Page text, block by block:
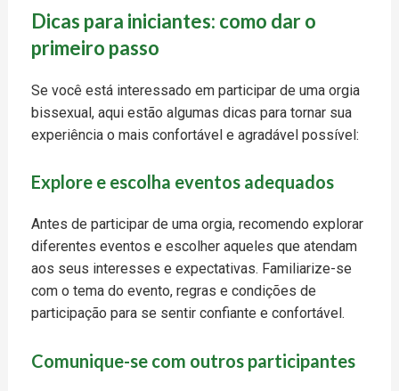
Dicas para iniciantes: como dar o
primeiro passo
Se você está interessado em participar de uma orgia
bissexual, aqui estão algumas dicas para tornar sua
experiência o mais confortável e agradável possível:
Explore e escolha eventos adequados
Antes de participar de uma orgia, recomendo explorar
diferentes eventos e escolher aqueles que atendam
aos seus interesses e expectativas. Familiarize-se
com o tema do evento, regras e condições de
participação para se sentir confiante e confortável.
Comunique-se com outros participantes